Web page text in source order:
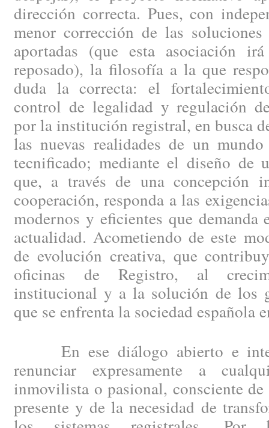
dirección correcta. Pues, con
menor corrección de las
aportadas (que esta asociación
reposado), la filosofía a la que
duda la correcta: el
control de legalidad y regulación
por la institución registral, en busca
las nuevas realidades de un
tecnificado; mediante el diseño de
que, a través de una concepción
cooperación, responda a las
modernos y eficientes que
actualidad. Acometiendo de este
de evolución creativa, que
oficinas de Registro, al
institucional y a la solución de los
que se enfrenta la sociedad española
En ese diálogo abierto e
renunciar expresamente a
inmovilista o pasional, consciente
presente y de la necesidad de